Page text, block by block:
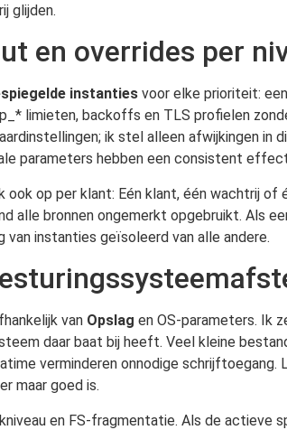
glijden.
en overrides per
instanties voor elke prioriteit:
limieten, backoffs en TLS profielen
ik stel alleen afwijkingen
parameters hebben een consistent
op per klant: Eén klant, één wachtrij of
alle bronnen ongemerkt opgebruikt. Als
instanties geïsoleerd van alle andere.
van Opslag en OS-parameters. Ik
daar baat bij heeft. Veel kleine
verminderen onnodige
maar goed is.
en FS-fragmentatie. Als de